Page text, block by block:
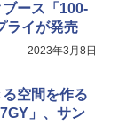
ース「100-
ライが発売
2023年3月8日
空間を作る
」、サン